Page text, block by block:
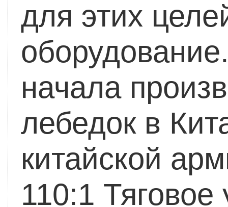
для этих
начала
лебедок в
китайской
110:1 Тяговое